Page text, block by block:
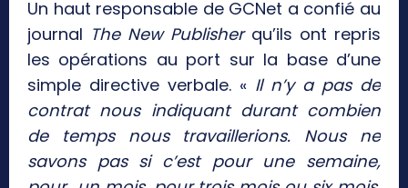
Un haut responsable de GCNet a confié au
journal The New Publisherqu’ils ont repris
les opérations au port sur la base d’une
simple directive verbale. « Il n’y a pas de
contrat nous indiquant durant combien
de temps nous travaillerions. Nous ne
savons pas si c’est pour une semaine,